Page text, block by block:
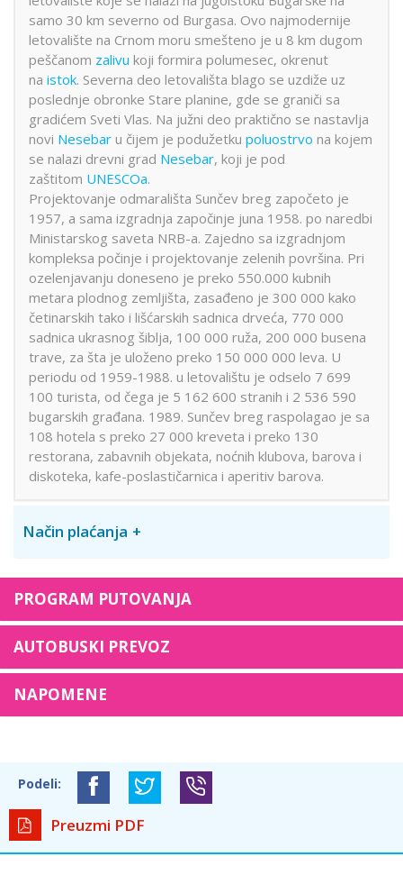
samo 30 km severno od Burgasa. Ovo najmodernije
letovalište na Crnom moru smešteno je u 8 km dugom
peščanom zalivu koji formira polumesec, okrenut
na istok. Severna deo letovališta blago se uzdiže uz
poslednje obronke Stare planine, gde se graniči sa
gradićem Sveti Vlas. Na južni deo praktično se nastavlja
novi Nesebar u čijem je podužetku poluostrvo na kojem
se nalazi drevni grad Nesebar, koji je pod
zaštitom UNESCOa.
Projektovanje odmarališta Sunčev breg započeto je
1957, a sama izgradnja započinje juna 1958. po naredbi
Ministarskog saveta NRB-a. Zajedno sa izgradnjom
kompleksa počinje i projektovanje zelenih površina. Pri
ozelenjavanju doneseno je preko 550.000 kubnih
metara plodnog zemljišta, zasađeno je 300 000 kako
četinarskih tako i lišćarskih sadnica drveća, 770 000
sadnica ukrasnog šiblja, 100 000 ruža, 200 000 busena
trave, za šta je uloženo preko 150 000 000 leva. U
periodu od 1959-1988. u letovalištu je odselo 7 699
100 turista, od čega je 5 162 600 stranih i 2 536 590
bugarskih građana. 1989. Sunčev breg raspolagao je sa
108 hotela s preko 27 000 kreveta i preko 130
restorana, zabavnih objekata, noćnih klubova, barova i
diskoteka, kafe-poslastičarnica i aperitiv barova.
Način plaćanja
PROGRAM PUTOVANJA
AUTOBUSKI PREVOZ
NAPOMENE
Podeli:
Preuzmi PDF